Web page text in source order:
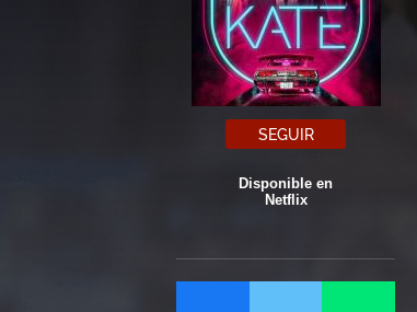
SEGUIR
Disponible en
Netflix